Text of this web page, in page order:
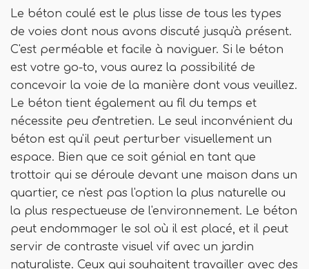
Le béton coulé est le plus lisse de tous les types
de voies dont nous avons discuté jusqu'à présent.
C'est perméable et facile à naviguer. Si le béton
est votre go-to, vous aurez la possibilité de
concevoir la voie de la manière dont vous veuillez.
Le béton tient également au fil du temps et
nécessite peu d'entretien. Le seul inconvénient du
béton est qu'il peut perturber visuellement un
espace. Bien que ce soit génial en tant que
trottoir qui se déroule devant une maison dans un
quartier, ce n'est pas l'option la plus naturelle ou
la plus respectueuse de l'environnement. Le béton
peut endommager le sol où il est placé, et il peut
servir de contraste visuel vif avec un jardin
naturaliste. Ceux qui souhaitent travailler avec des